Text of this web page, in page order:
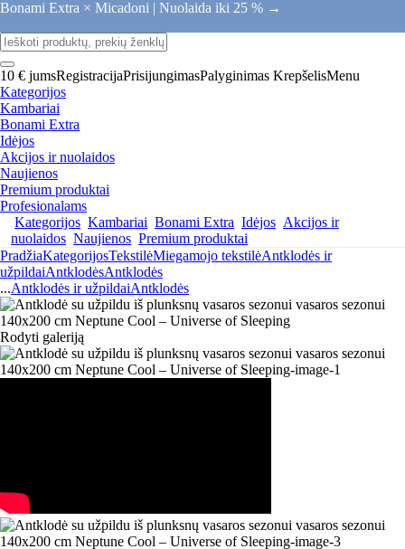
Bonami Extra × Micadoni | Nuolaida iki 25 % →
10 € jumsRegistracijaPrisijungimasPalyginimas KrepšelisMenu
Kategorijos
Kambariai
Bonami Extra
Idėjos
Akcijos ir nuolaidos
Naujienos
Premium produktai
Profesionalams
Kategorijos Kambariai Bonami Extra Idėjos Akcijos ir
nuolaidos Naujienos Premium produktai
PradžiaKategorijosTekstilėMiegamojo tekstilėAntklodės ir
užpildaiAntklodėsAntklodės
...Antklodės ir užpildaiAntklodės
Rodyti galeriją